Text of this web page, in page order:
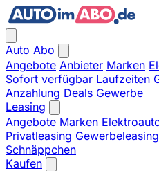
Auto Abo
Angebote Anbieter Marken
Sofort verfügbar Laufzeiten
Anzahlung Deals Gewerbe
Leasing
Angebote Marken
Privatleasing Gewerbeleasing
Schnäppchen
Kaufen